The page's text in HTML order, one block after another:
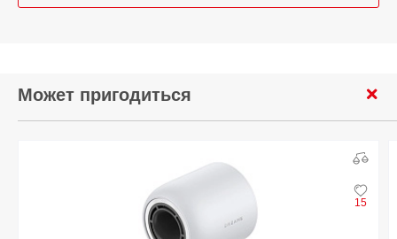
Может пригодиться
15